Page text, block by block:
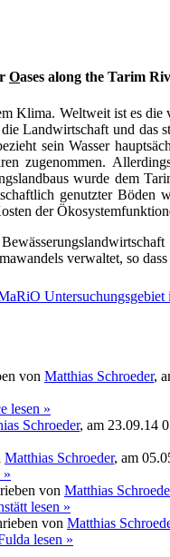
Oases along the Tarim
Klima. Weltweit ist es
Landwirtschaft und
sein Wasser
zugenommen.
wurde dem
genutzter
der
verwaltet, so
von Matthias Schroeder,
lesen »
Schroeder, am 23.09.14
Matthias Schroeder, am
»
von Matthias
lesen »
von Matthias
lesen »